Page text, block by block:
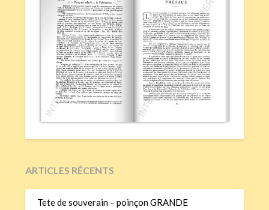
ARTICLES RÉCENTS
Tete de souverain – poinçon GRANDE